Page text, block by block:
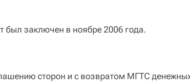
был заключен в ноябре 2006 года.
сторон и с возвратом МГТС